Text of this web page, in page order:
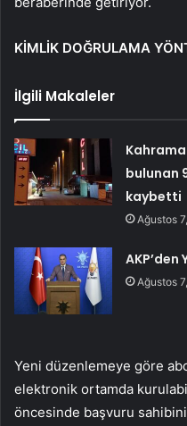
KİMLİK DOĞRULAMA
İlgili Makaleler
bulunan
kaybetti
Ağustos
AKP’den
Ağustos
Yeni düzenlemeye göre
elektronik ortamda
öncesinde başvuru